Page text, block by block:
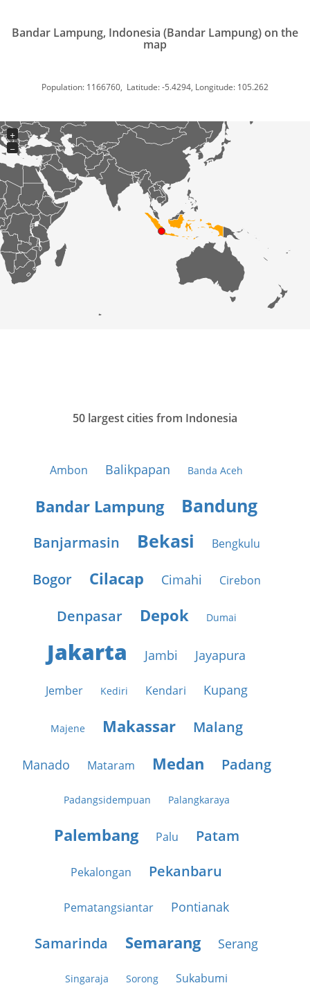
Bandar Lampung, Indonesia (Bandar Lampung) on the
map
Population: 1166760, Latitude: -5.4294, Longitude: 105.262
+
−
50 largest cities from Indonesia
Ambon Balikpapan Banda Aceh
Bandar Lampung Bandung
Banjarmasin Bekasi Bengkulu
Bogor Cilacap Cimahi Cirebon
Denpasar Depok Dumai
Jakarta Jambi Jayapura
Jember Kediri Kendari Kupang
Majene Makassar Malang
Manado Mataram Medan Padang
Padangsidempuan Palangkaraya
Palembang Palu Patam
Pekalongan Pekanbaru
Pematangsiantar Pontianak
Samarinda Semarang Serang
Singaraja Sorong Sukabumi